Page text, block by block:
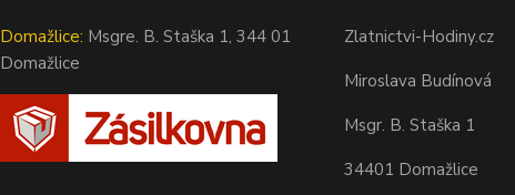
Domažlice: Msgre. B. Staška 1, 344 01
Domažlice
Zlatnictvi-Hodiny.cz
Miroslava Budínová
Msgr. B. Staška 1
34401 Domažlice